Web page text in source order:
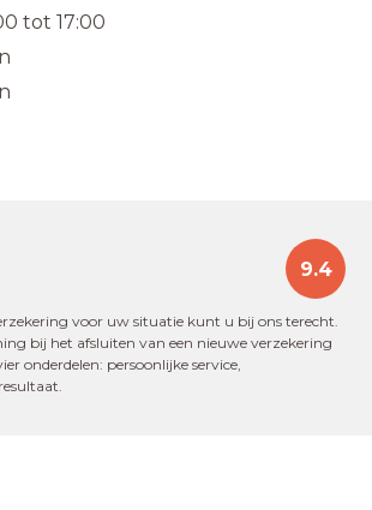
tot 17:00
9.4
voor uw situatie kunt u bij ons terecht.
bij het afsluiten van een nieuwe verzekering
onderdelen: persoonlijke service,
de iedereen in het bedrijf is pro
hulp aan te bieden."